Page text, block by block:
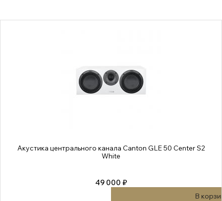
Акустика центрального канала Canton GLE 50 Center S2
White
49 000 ₽
В